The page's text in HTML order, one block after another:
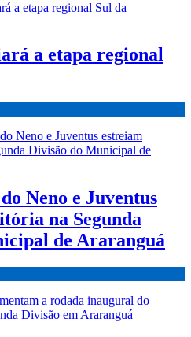
a etapa regional
Neno e Juventus
na Segunda
de Araranguá